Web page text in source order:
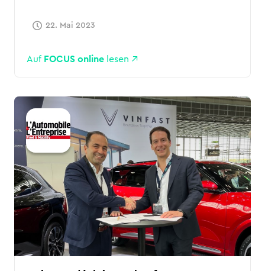
22. Mai 2023
Auf FOCUS online lesen